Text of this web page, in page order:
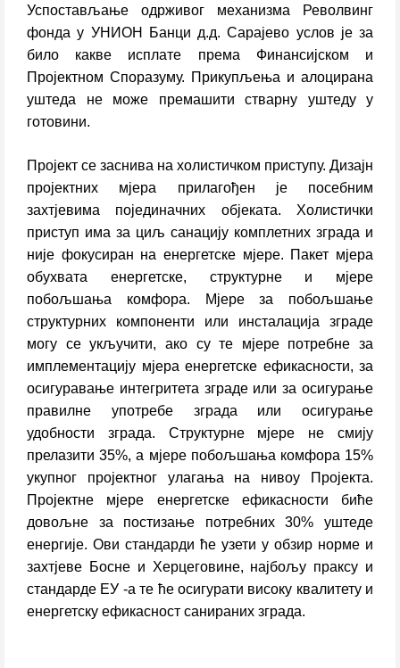
Успостављање одрживог механизма Револвинг
фонда у УНИОН Банци д.д. Сарајево услов је за
било какве исплате према Финансијском и
Пројектном Споразуму. Прикупљења и алоцирана
уштеда не може премашити стварну уштеду у
готовини.
Пројект се заснива на холистичком приступу. Дизајн
пројектних мјера прилагођен је посебним
захтјевима појединачних објеката. Холистички
приступ има за циљ санацију комплетних зграда и
није фокусиран на енергетске мјере. Пакет мјера
обухвата енергетске, структурне и мјере
побољшања комфора. Мјере за побољшање
структурних компоненти или инсталација зграде
могу се укључити, ако су те мјере потребне за
имплементацију мјера енергетске ефикасности, за
осигуравање интегритета зграде или за осигурање
правилне употребе зграда или осигурање
удобности зграда. Структурне мјере не смију
прелазити 35%, а мјере побољшања комфора 15%
укупног пројектног улагања на нивоу Пројекта.
Пројектне мјере енергетске ефикасности биће
довољне за постизање потребних 30% уштеде
енергије. Ови стандарди ће узети у обзир норме и
захтјеве Босне и Херцеговине, најбољу праксу и
стандарде ЕУ -а те ће осигурати високу квалитету и
енергетску ефикасност санираних зграда.